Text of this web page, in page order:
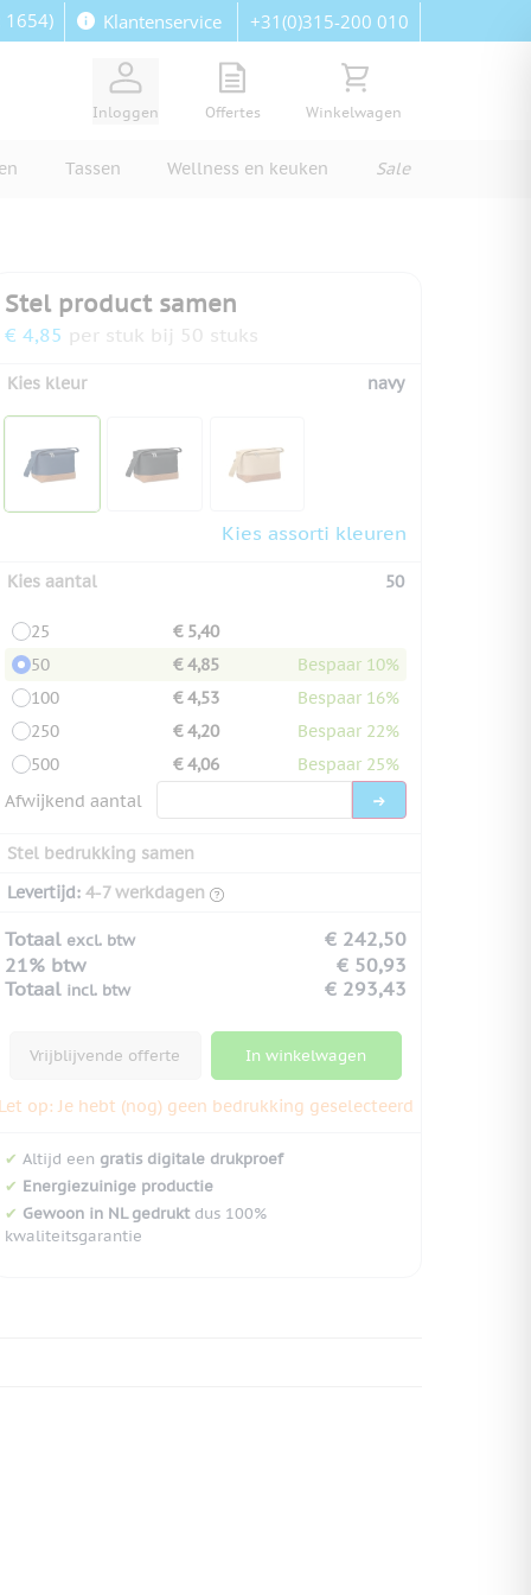
1654) Klantenservice +31(0)315-200 010
Inloggen
View quote, Quote is empty
Offertes
Bekijk winkelwagen,
Winkelwagen
Tassen Wellness en keuken Sale
Stel product samen
€ 4,85 per stuk bij 50 stuks
Kies kleur navy
Kies assorti kleuren
Kies aantal 50
25
€ 5,40
50
€ 4,85
Bespaar 10%
100
€ 4,53
Bespaar 16%
250
€ 4,20
Bespaar 22%
500
€ 4,06
Bespaar 25%
Afwijkend aantal
Stel bedrukking samen
Levertijd: 4-7 werkdagen
Totaal excl. btw
€ 242,50
21% btw
€ 50,93
Totaal incl. btw € 293,43
Vrijblijvende offerte In winkelwagen
Let op: Je hebt (nog) geen bedrukking geselecteerd
✔ Altijd een gratis digitale drukproef
✔ Energiezuinige productie
✔ Gewoon in NL gedruktdus 100%
kwaliteitsgarantie